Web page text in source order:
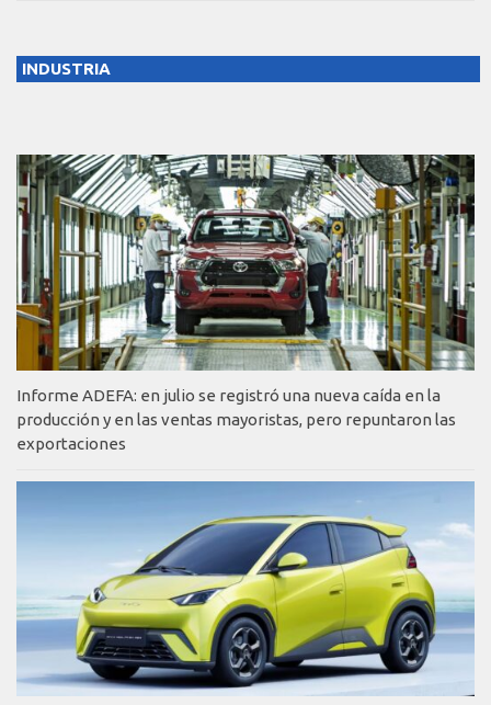
INDUSTRIA
Informe ADEFA: en julio se registró una nueva caída en la
producción y en las ventas mayoristas, pero repuntaron las
exportaciones